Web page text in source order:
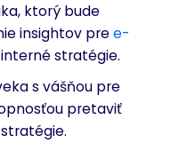
ktorý bude
insightov pree-
stratégie.
s vášňou pre
pretaviť